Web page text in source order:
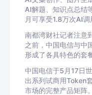
AI解题、知识点总结
月可享受1.8万次AI调
南都湾财社记者注意
之前，中国电信与中
形成了各具特色的套
中国电信于5月17日
出系列试商用Token
市场的完整产品矩阵